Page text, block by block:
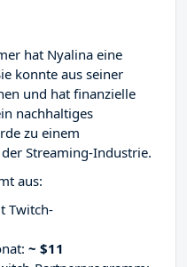
hat Nyalina eine
konnte aus seiner
und hat finanzielle
nachhaltiges
zu einem
Streaming-Industrie.
aus:
Twitch-
~ $11